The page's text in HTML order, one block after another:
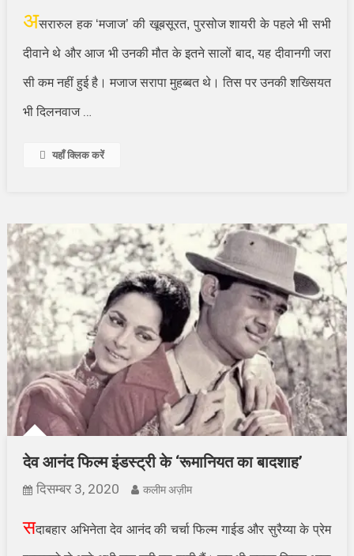
असरारुल हक ‘मजाज’ की खूबसूरत,पुरसोज शायरी के पहले भी सभी
दीवाने थे और आज भी उनकी मौत के इतने सालों बाद,यह दीवानगी जरा
सी कम नहीं हुई है। मजाज सरापा मुहब्बत थे। तिस पर उनकी शख्सियत
भी दिलनवाज …
यहाँ क्लिक करें
देव आनंद फिल्म इंडस्ट्री के ‘रूमानियत का बादशाह’
दिसम्बर 3, 2020 कलीम अज़ीम
सदाबहार अभिनेता देव आनंद की चर्चा फिल्म गाईड और सुरैय्या के प्रेम